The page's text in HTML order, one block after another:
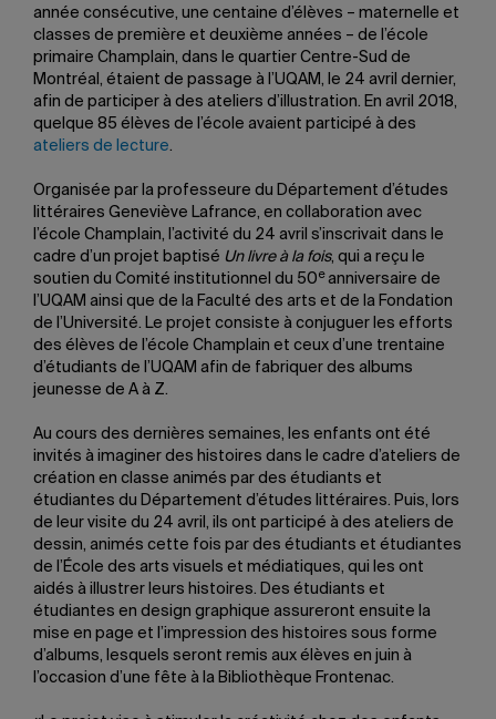
année consécutive, une centaine d’élèves – maternelle et
classes de première et deuxième années – de l’école
primaire Champlain, dans le quartier Centre-Sud de
Montréal, étaient de passage à l’UQAM, le 24 avril dernier,
afin de participer à des ateliers d’illustration. En avril 2018,
quelque 85 élèves de l’école avaient participé à des
ateliers de lecture.
Organisée par la professeure du Département d’études
littéraires Geneviève Lafrance, en collaboration avec
l’école Champlain, l’activité du 24 avril s’inscrivait dans le
cadre d’un projet baptisé Un livre à la fois, qui a reçu le
soutien du Comité institutionnel du 50 e anniversaire de
l’UQAM ainsi que de la Faculté des arts et de la Fondation
de l’Université. Le projet consiste à conjuguer les efforts
des élèves de l’école Champlain et ceux d’une trentaine
d’étudiants de l’UQAM afin de fabriquer des albums
jeunesse de A à Z.
Au cours des dernières semaines, les enfants ont été
invités à imaginer des histoires dans le cadre d’ateliers de
création en classe animés par des étudiants et
étudiantes du Département d’études littéraires. Puis, lors
de leur visite du 24 avril, ils ont participé à des ateliers de
dessin, animés cette fois par des étudiants et étudiantes
de l’École des arts visuels et médiatiques, qui les ont
aidés à illustrer leurs histoires. Des étudiants et
étudiantes en design graphique assureront ensuite la
mise en page et l’impression des histoires sous forme
d’albums, lesquels seront remis aux élèves en juin à
l’occasion d’une fête à la Bibliothèque Frontenac.